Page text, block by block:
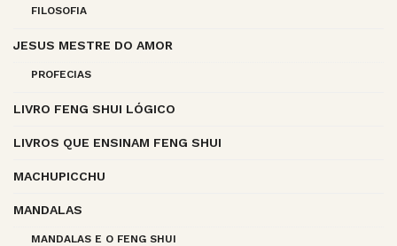
FILOSOFIA
JESUS MESTRE DO AMOR
PROFECIAS
LIVRO FENG SHUI LÓGICO
LIVROS QUE ENSINAM FENG SHUI
MACHUPICCHU
MANDALAS
MANDALAS E O FENG SHUI